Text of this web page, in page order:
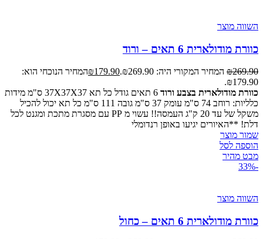
השווה מוצר
כוורת מודולארית 6 תאים – ורוד
₪269.90 המחיר המקורי היה: ₪269.90. ₪179.90
המחיר הנוכחי הוא:
₪179.90.
כוורת מודולארית בצבע ורוד
6 תאים גודל כל תא 37X37X37 ס"מ מידות
כלליות: רוחב 74 ס"מ עומק 37 ס"מ גובה 111 ס"מ כל תא יכול להכיל
משקל של עד 20 ק"ג העמסה!! עשוי מ PP עם מסגרת מתכת ומגנט לכל
דלת! **האיורים יגיעו באופן רנדומלי
שמור מוצר
הוספה לסל
מבט מהיר
-33%
השווה מוצר
כוורת מודולארית 6 תאים – כחול